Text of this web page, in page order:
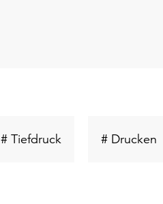
# Tiefdruck Schlüsselwort
# Drucken